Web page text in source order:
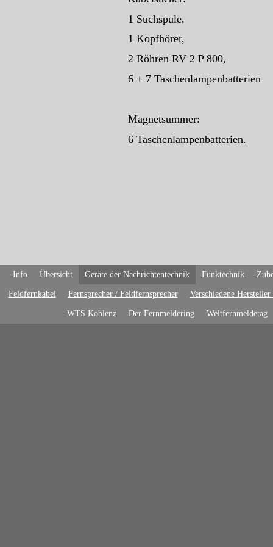
1 Suchspule,
1 Kopfhörer,
2 Röhren RV 2 P 800,
6 + 7 Taschenlampenbatterien
Magnetsummer:
6 Taschenlampenbatterien.
Info Übersicht Geräte der Nachrichtentechnik Funktechnik
Feldfernkabel Fernsprecher / Feldfernsprecher Verschiedene
WTS Koblenz Der Fernmeldering Weltfernmeldetag